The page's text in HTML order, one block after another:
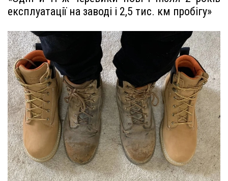
експлуатації на заводі і 2,5 тис. км пробігу»